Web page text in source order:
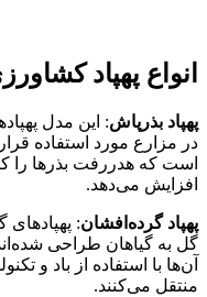
انواع پهپاد
پهپاد بذرپاش: این مدل
در مزارع مورد استفاده
است که هدررفت بذرها را
افزایش می‌دهد.
پهپاد گرده‌افشان:
گل به گیاهان طراحی
آن‌ها با استفاده از باد و
منتقل می‌کنند.